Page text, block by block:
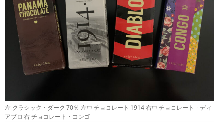
左 クラシック・ダーク 70％ 左中 チョコレート 1914 右中 チョコレート・ディ
アブロ 右 チョコレート・コンゴ